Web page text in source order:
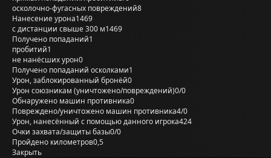
осколочно-фугасных повреждений8
Нанесение урона1469
с дистанции свыше 300 м1469
Получено попаданий1
пробитий1
не нанёсших урон0
Получено попаданий осколками1
Урон, заблокированный бронёй0
Урон союзникам (уничтожено/повреждений)0/0
Обнаружено машин противника0
Повреждено/уничтожено машин противника4/0
Урон, нанесённый с помощью данного игрока424
Очки захвата/защиты базы0/0
Пройдено километров0,5
Закрыть